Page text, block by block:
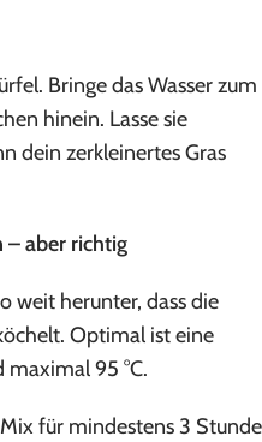
Bringe das Wasser zum
hinein. Lasse sie
dein zerkleinertes Gras
– aber richtig
weit herunter, dass die
Optimal ist eine
maximal 95 °C.
für mindestens 3